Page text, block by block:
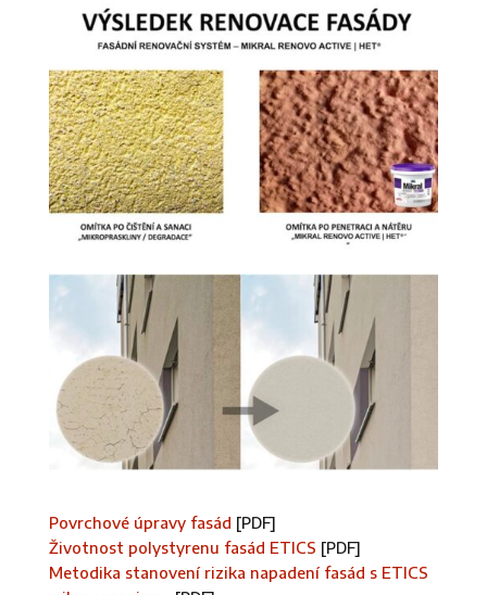
Povrchové úpravy fasád [PDF]
Životnost polystyrenu fasád ETICS [PDF]
Metodika stanovení rizika napadení fasád s ETICS